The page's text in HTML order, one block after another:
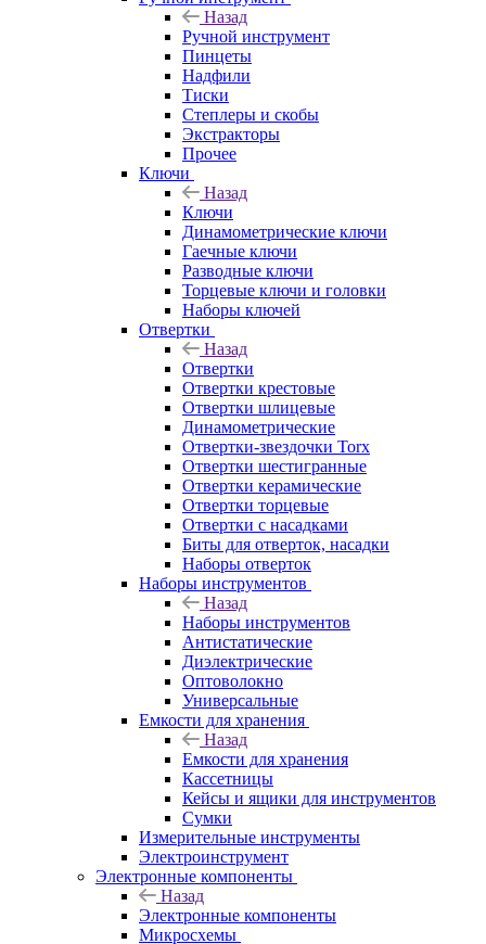
Назад
Ручной инструмент
Пинцеты
Надфили
Тиски
Степлеры и скобы
Экстракторы
Прочее
Ключи
Назад
Ключи
Динамометрические ключи
Гаечные ключи
Разводные ключи
Торцевые ключи и головки
Наборы ключей
Отвертки
Назад
Отвертки
Отвертки крестовые
Отвертки шлицевые
Динамометрические
Отвертки-звездочки Torx
Отвертки шестигранные
Отвертки керамические
Отвертки торцевые
Отвертки с насадками
Биты для отверток, насадки
Наборы отверток
Наборы инструментов
Назад
Наборы инструментов
Антистатические
Диэлектрические
Оптоволокно
Универсальные
Емкости для хранения
Назад
Емкости для хранения
Кассетницы
Кейсы и ящики для инструментов
Сумки
Измерительные инструменты
Электроинструмент
Электронные компоненты
Назад
Электронные компоненты
Микросхемы